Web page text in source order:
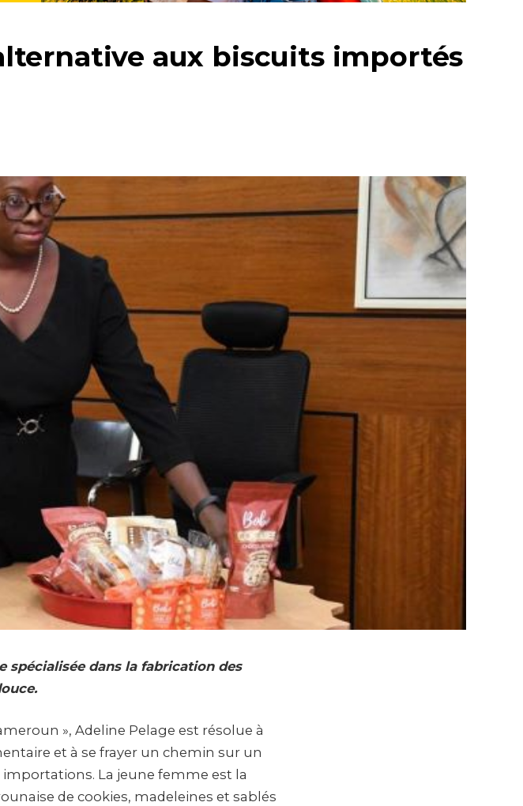
aux biscuits importés
spécialisée dans la fabrication des
», Adeline Pelage est résolue à
et à se frayer un chemin sur un
La jeune femme est la
de cookies, madeleines et sablés